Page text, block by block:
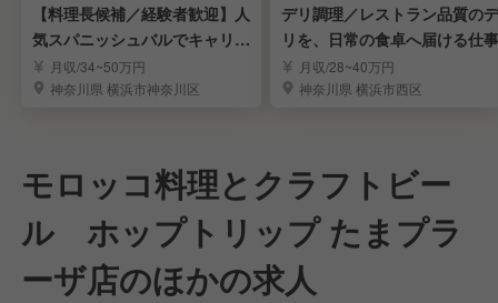
【料理長候補／経験者歓迎】人
気スパニッシュバルでキャリア
アップ
月収/34~50万円
神奈川県 横浜市神奈川区
デリ調理／レストラン品質のデ
リを、日常の食卓へ届ける仕事
月収/28~40万円
神奈川県 横浜市西区
モロッコ料理とクラフトビー
ル ホップトリップ たまプラ
ーザ店のほかの求人